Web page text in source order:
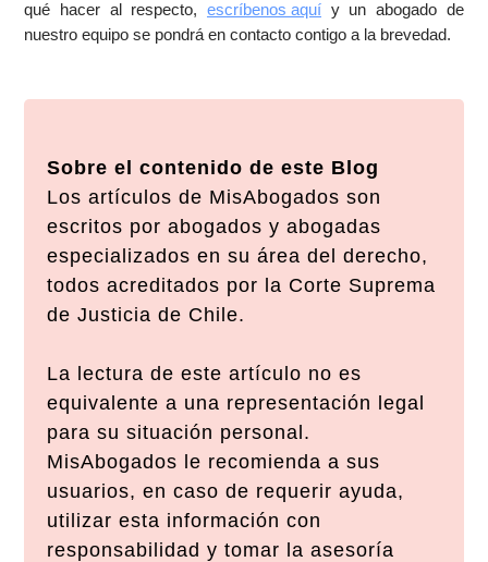
qué hacer al respecto, escríbenos aquíy un abogado de
nuestro equipo se pondrá en contacto contigo a la brevedad.
Sobre el contenido de este Blog
Los artículos de MisAbogados son
escritos por abogados y abogadas
especializados en su área del derecho,
todos acreditados por la Corte Suprema
de Justicia de Chile.
La lectura de este artículo no es
equivalente a una representación legal
para su situación personal.
MisAbogados le recomienda a sus
usuarios, en caso de requerir ayuda,
utilizar esta información con
responsabilidad y tomar la asesoría